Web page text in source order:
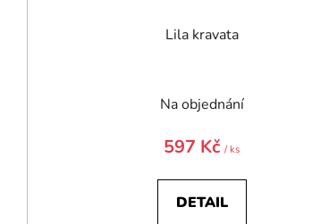
Lila kravata
Na objednání
597 Kč/ ks
DETAIL